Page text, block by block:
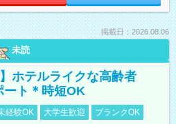
掲載日：2026.08.06
未読
ホテルライクな高齢者
ート＊時短OK
経験OK 大学生歓迎
ブランクOK